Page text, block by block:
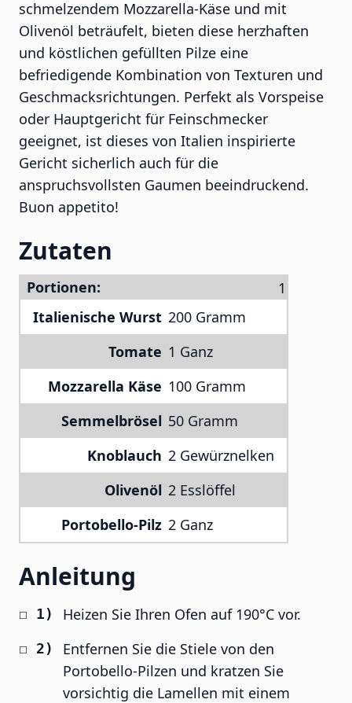
schmelzendem Mozzarella-Käse und mit
Olivenöl beträufelt, bieten diese herzhaften
und köstlichen gefüllten Pilze eine
befriedigende Kombination von Texturen und
Geschmacksrichtungen. Perfekt als Vorspeise
oder Hauptgericht für Feinschmecker
geeignet, ist dieses von Italien inspirierte
Gericht sicherlich auch für die
anspruchsvollsten Gaumen beeindruckend.
Buon appetito!
Zutaten
Portionen:
Italienische Wurst 200 Gramm
Tomate 1 Ganz
Mozzarella Käse 100 Gramm
Semmelbrösel 50 Gramm
Knoblauch 2 Gewürznelken
Olivenöl 2 Esslöffel
Portobello-Pilz 2 Ganz
Anleitung
Heizen Sie Ihren Ofen auf 190°C vor.
Entfernen Sie die Stiele von den
Portobello-Pilzen und kratzen Sie
vorsichtig die Lamellen mit einem